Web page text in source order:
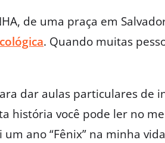
de uma praça em
. Quando muitas
dar aulas particulares de
história você pode ler no
um ano “Fênix” na minha